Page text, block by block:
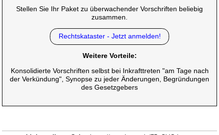
Stellen Sie Ihr Paket zu überwachender Vorschriften beliebig
zusammen.
Rechtskataster - Jetzt anmelden!
Weitere Vorteile:
Konsolidierte Vorschriften selbst bei Inkrafttreten "am Tage nach
der Verkündung", Synopse zu jeder Änderungen, Begründungen
des Gesetzgebers